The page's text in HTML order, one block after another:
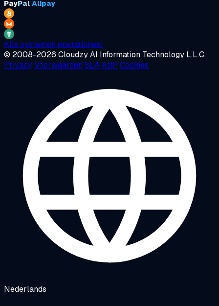
PayPal Alipay
Alle systemen operationeel
© 2008-2026 Cloudzy AI Information Technology L.L.C.
PrivacyVoorwaarden SLAAUP Cookies
Nederlands